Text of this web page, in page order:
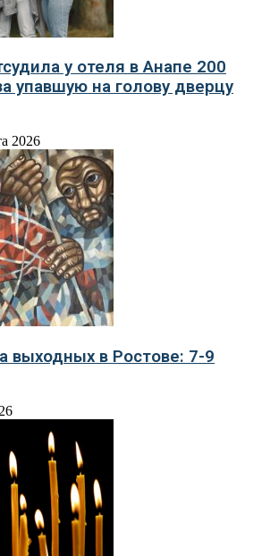
у отеля в Анапе 200
упавшую на голову дверцу
2026
выходных в Ростове: 7-9